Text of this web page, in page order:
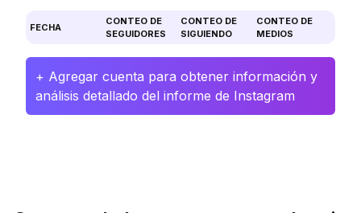
FECHA
CONTEO DE
SEGUIDORES
CONTEO DE
SIGUIENDO
CONTEO DE
MEDIOS
+ Agregar cuenta para obtener información y
análisis detallado del informe de Instagram